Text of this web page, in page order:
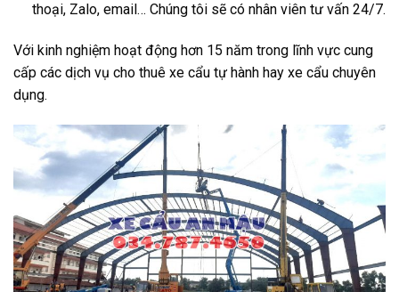
thoại, Zalo, email… Chúng tôi sẽ có nhân viên tư vấn 24/7.
Với kinh nghiệm hoạt động hơn 15 năm trong lĩnh vực cung
cấp các dịch vụ cho thuê xe cẩu tự hành hay xe cẩu chuyên
dụng.